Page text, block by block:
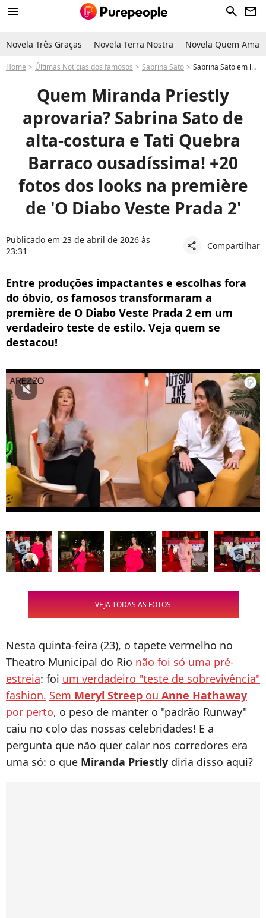
menu search newsletter
Novela Três Graças Novela Terra Nostra Novela Quem Ama
Home Últimas Notícias dos famosos Sabrina Sato Sabrina Sato em look elegante de marca, Pedro Novaes de Três Graças ousado e mais fotos de roupas de famosos em premiere de O Diabo Veste Prada 2 com Meryl Steep
Quem Miranda Priestly
aprovaria? Sabrina Sato de
alta-costura e Tati Quebra
Barraco ousadíssima! +20
fotos dos looks na première
de 'O Diabo Veste Prada 2'
Publicado em 23 de abril de 2026 às
23:31
share Compartilhar
Entre produções impactantes e escolhas fora
do óbvio, os famosos transformaram a
première de O Diabo Veste Prada 2 em um
verdadeiro teste de estilo. Veja quem se
destacou!
VEJA TODAS AS FOTOS
Nesta quinta-feira (23), o tapete vermelho no
Theatro Municipal do Rio não foi só uma pré-
estreia: foi um verdadeiro "teste de sobrevivência"
fashion. Sem Meryl Streep ou Anne Hathaway
por perto, o peso de manter o "padrão Runway"
caiu no colo das nossas celebridades! E a
pergunta que não quer calar nos corredores era
uma só: o que Miranda Priestly diria disso aqui?